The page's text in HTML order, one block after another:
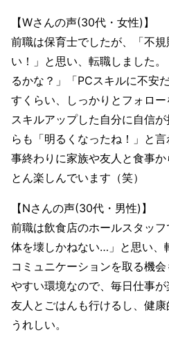
【Wさんの声(30代・女性)】
前職は保育士でしたが、「不
い！」と思い、転職しました
るかな？」「PCスキルに不安
すくらい、しっかりとフォロー
スキルアップした自分に自信
らも「明るくなったね！」と
事終わりに家族や友人と食事
とん楽しんでいます（笑）
【Nさんの声(30代・男性)】
前職は飲食店のホールスタッ
体を壊しかねない…」と思い、
コミュニケーションを取る機
やすい環境なので、毎日仕事
友人とごはんも行けるし、健
うれしい。